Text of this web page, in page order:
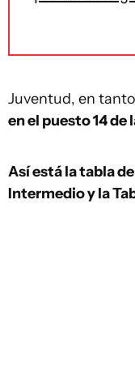
Juventud, en
en el puesto 14 de
Así está la tabla
Intermedio y la